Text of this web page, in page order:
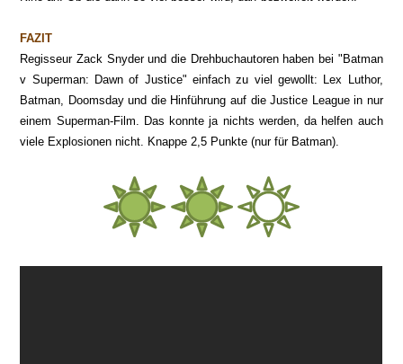
FAZIT
Regisseur Zack Snyder und die Drehbuchautoren haben bei "Batman
v Superman: Dawn of Justice" einfach zu viel gewollt: Lex Luthor,
Batman, Doomsday und die Hinführung auf die Justice League in nur
einem Superman-Film. Das konnte ja nichts werden, da helfen auch
viele Explosionen nicht. Knappe 2,5 Punkte (nur für Batman).